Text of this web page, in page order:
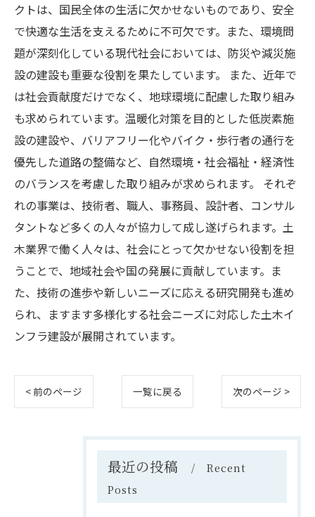
クトは、国民全体の生活に欠かせないものであり、安全
で快適な生活を支えるために不可欠です。また、環境問
題が深刻化している現代社会においては、防災や減災施
設の建設も重要な役割を果たしています。 また、近年で
は社会貢献度だけでなく、地球環境に配慮した取り組み
も求められています。温暖化対策を目的とした低炭素施
設の建設や、バリアフリー化やバイク・歩行者の通行を
優先した道路の整備など、自然環境・社会福祉・経済性
のバランスを考慮した取り組みが求められます。 それぞ
れの事業は、技術者、職人、事務員、設計者、コンサル
タントなど多くの人々が協力して成し遂げられます。土
木業界で働く人々は、社会にとって欠かせない役割を担
うことで、地域社会や国の発展に貢献しています。ま
た、技術の進歩や新しいニーズに応える研究開発も進め
られ、ますます多様化する社会ニーズに対応した土木イ
ンフラ建設が展開されています。
< 前のページ 一覧に戻る 次のページ >
最近の投稿
Recent
Posts